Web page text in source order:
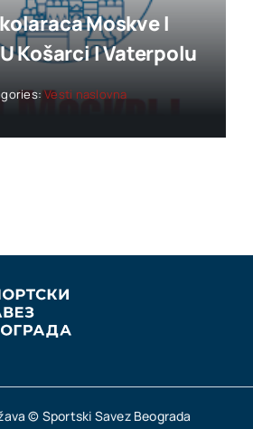
Moskve I
Košarci I Vaterpolu
Vesti naslovna
© Sportski Savez Beograda